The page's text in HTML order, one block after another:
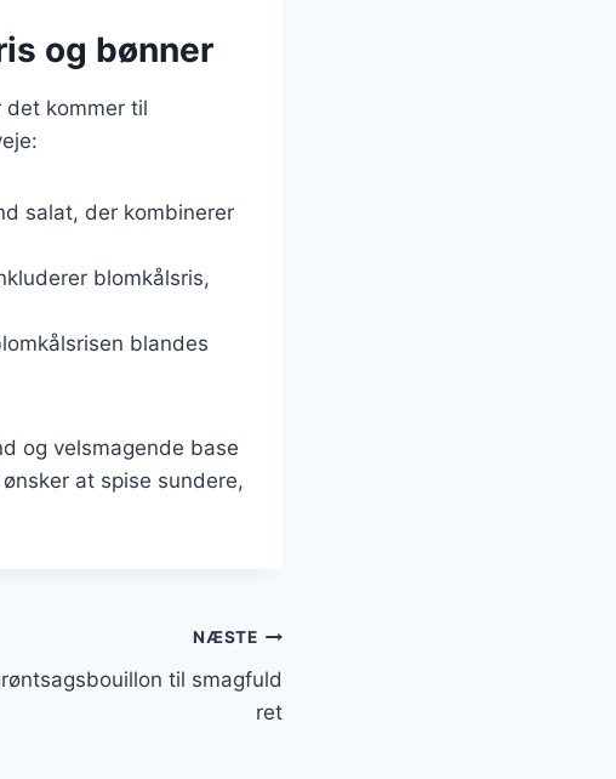
og bønner
det kommer til
salat, der kombinerer
blomkålsris,
blandes
og velsmagende base
at spise sundere,
NÆSTE
til smagfuld
ret